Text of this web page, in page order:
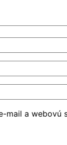
mail a webovú